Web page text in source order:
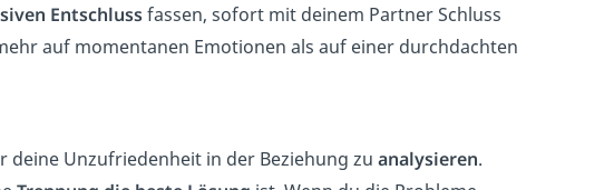
Entschlussfassen, sofort mit deinem Partner Schluss
auf momentanen Emotionen als auf einer durchdachten
deine Unzufriedenheit in der Beziehung zu analysieren.